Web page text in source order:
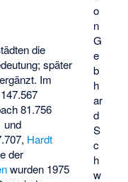
o
n
G
e
b
h
ar
d
S
c
h
w
die
später
Im
81.756
und
Hardt
der
wurden 1975